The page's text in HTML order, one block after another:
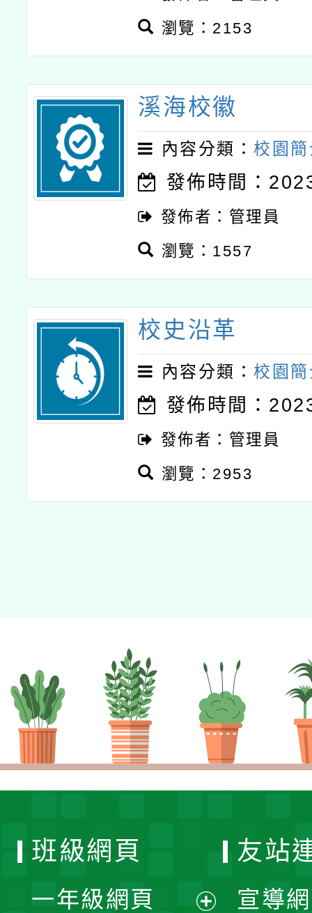
瀏覽：2153
溪海校徽
內容分類：校園
發佈時間：
發佈者：管理員
瀏覽：1557
校史沿革
內容分類：校園
發佈時間：
發佈者：管理員
瀏覽：2953
班級網頁
一年級網頁
友站
宣導